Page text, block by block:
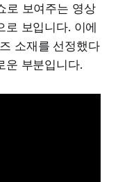
로 보여주는 영상
로 보입니다. 이에
소재를 선정했다
운 부분입니다.